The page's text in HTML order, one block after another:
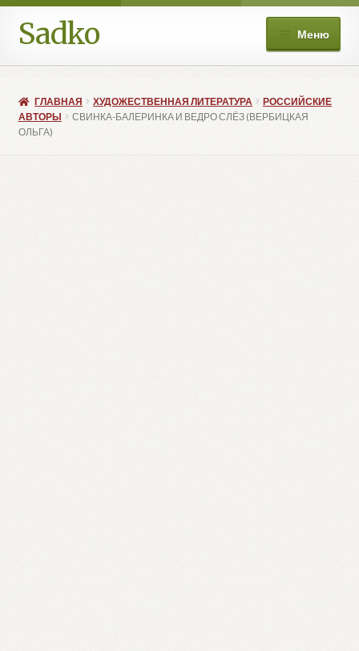
Перейти
к
навигации
Перейти
к
содержимому
Sadko Меню
Книжные подборки
Магазин
ГЛАВНАЯ ХУДОЖЕСТВЕННАЯ ЛИТЕРАТУРА
РОССИЙСКИЕ
АВТОРЫ
СВИНКА-БАЛЕРИНКА И ВЕДРО СЛЁЗ (ВЕРБИЦКАЯ
ОЛЬГА)